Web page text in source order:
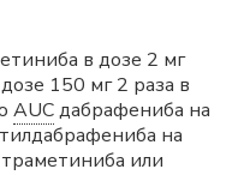
в дозе 2 мг
150 мг 2 раза в
AUCдабрафениба на
на
траметиниба или